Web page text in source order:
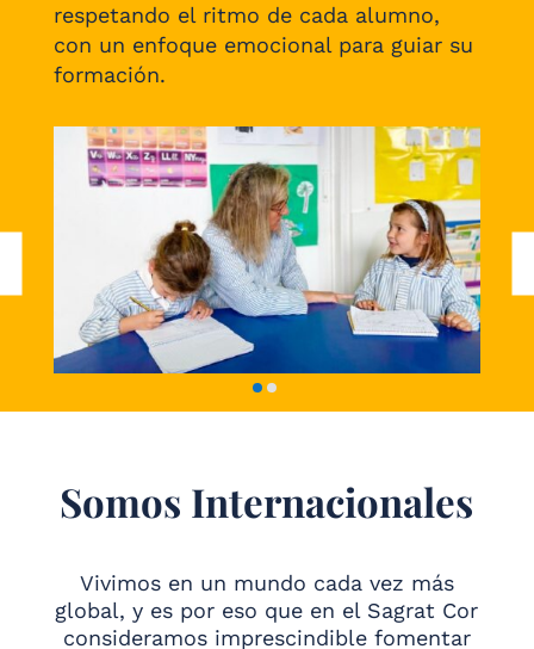
respetando el ritmo de cada alumno,
con un enfoque emocional para guiar su
formación.
Somos Internacionales
Vivimos en un mundo cada vez más
global, y es por eso que en el Sagrat Cor
consideramos imprescindible fomentar